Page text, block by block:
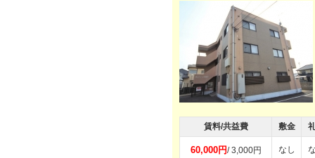
賃料/共益費 敷金
60,000円/ 3,000円 なし